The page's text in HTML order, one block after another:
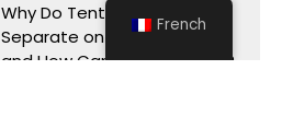
Why Do Tent Zippers
Separate on Windy Days
and How Can We Prevent It?
French